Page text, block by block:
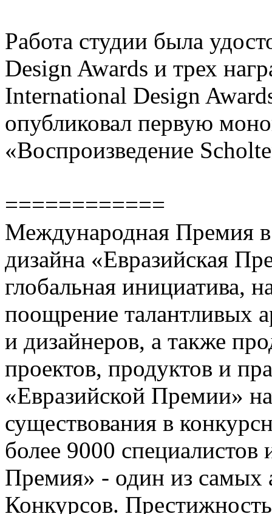
Работа студии была
Design Awards и трех
International Design
опубликовал первую
«Воспроизведение
============
Международная Премия в
дизайна «Евразийская
глобальная инициатива,
поощрение талантливых
и дизайнеров, а также
проектов, продуктов и
«Евразийской Премии»
существования в
более 9000 специалистов
Премия» - один из самых
Конкурсов.